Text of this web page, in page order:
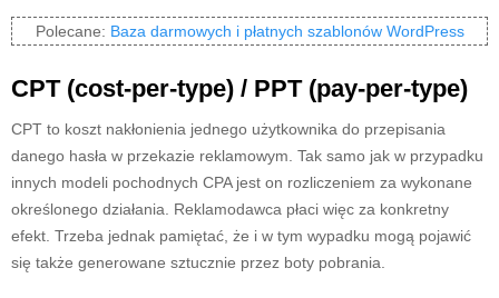
Polecane: Baza darmowych i płatnych szablonów WordPress
CPT (cost-per-type) / PPT (pay-per-type)
CPT to koszt nakłonienia jednego użytkownika do przepisania
danego hasła w przekazie reklamowym. Tak samo jak w przypadku
innych modeli pochodnych CPA jest on rozliczeniem za wykonane
określonego działania. Reklamodawca płaci więc za konkretny
efekt. Trzeba jednak pamiętać, że i w tym wypadku mogą pojawić
się także generowane sztucznie przez boty pobrania.